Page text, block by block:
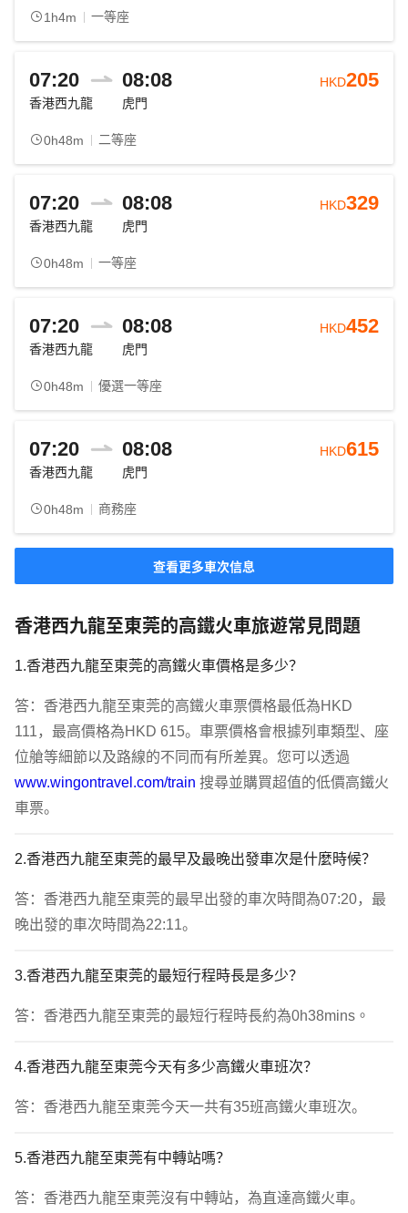
1h4m 一等座
07:20 08:08
香港西九龍 虎門
0h48m 二等座
HKD205
07:20 08:08
香港西九龍 虎門
0h48m 一等座
HKD329
07:20 08:08
香港西九龍 虎門
0h48m 優選一等座
HKD452
07:20 08:08
香港西九龍 虎門
0h48m 商務座
HKD615
查看更多車次信息
香港西九龍至東莞的高鐵火車旅遊常見問題
1.香港西九龍至東莞的高鐵火車價格是多少？
答：香港西九龍至東莞的高鐵火車票價格最低為HKD
111，最高價格為HKD 615。車票價格會根據列車類型、座
www.wingontravel.com/train 搜尋並購買超值的低價高鐵火
車票。
2.香港西九龍至東莞的最早及最晚出發車次是什麼時候？
答：香港西九龍至東莞的最早出發的車次時間為07:20，最
晚出發的車次時間為22:11。
3.香港西九龍至東莞的最短行程時長是多少？
答：香港西九龍至東莞的最短行程時長約為0h38mins。
4.香港西九龍至東莞今天有多少高鐵火車班次？
答：香港西九龍至東莞今天一共有35班高鐵火車班次。
5.香港西九龍至東莞有中轉站嗎？
答：香港西九龍至東莞沒有中轉站，為直達高鐵火車。